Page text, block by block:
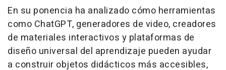
En su ponencia ha analizado cómo herramientas
como ChatGPT, generadores de video, creadores
de materiales interactivos y plataformas de
diseño universal del aprendizaje pueden ayudar
a construir objetos didácticos más accesibles,